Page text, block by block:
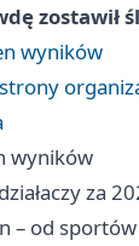
zostawił
wyników
wyników
za
– od